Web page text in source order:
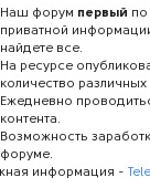
Наш форум первый
приватной
найдете все.
На ресурсе
количество различных
Ежедневно
контента.
Возможность
форуме.
информация -